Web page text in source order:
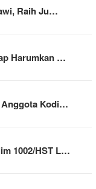
Raih Ju…
Harumkan …
Anggota Kodi…
1002/HST L…